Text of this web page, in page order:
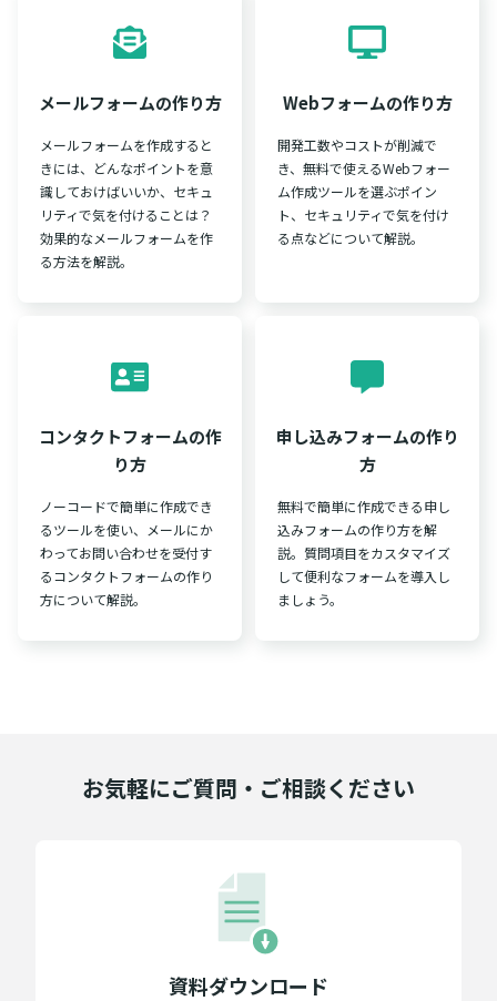
メールフォームの作り方
メールフォームを作成すると
きには、どんなポイントを意
識しておけばいいか、セキュ
リティで気を付けることは？
効果的なメールフォームを作
る方法を解説。
Webフォームの作り方
開発工数やコストが削減で
き、無料で使えるWebフォー
ム作成ツールを選ぶポイン
ト、セキュリティで気を付け
る点などについて解説。
コンタクトフォームの作
り方
ノーコードで簡単に作成でき
るツールを使い、メールにか
わってお問い合わせを受付す
るコンタクトフォームの作り
方について解説。
申し込みフォームの作り
方
無料で簡単に作成できる申し
込みフォームの作り方を解
説。質問項目をカスタマイズ
して便利なフォームを導入し
ましょう。
お気軽にご質問・ご相談ください
資料ダウンロード